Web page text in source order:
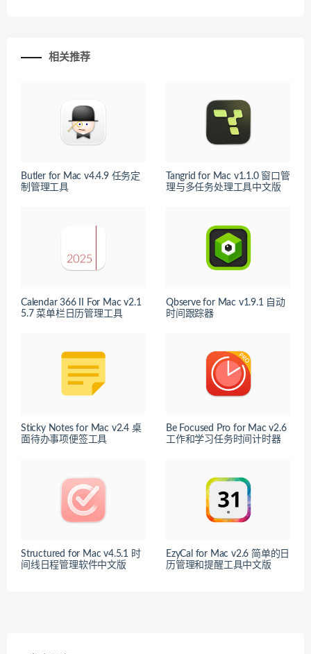
相关推荐
Butler for Mac v4.4.9 任务定
制管理工具
Tangrid for Mac v1.1.0 窗口管
理与多任务处理工具中文版
Calendar 366 II For Mac v2.1
5.7 菜单栏日历管理工具
Qbserve for Mac v1.9.1 自动
时间跟踪器
Sticky Notes for Mac v2.4 桌
面待办事项便签工具
Be Focused Pro for Mac v2.6
工作和学习任务时间计时器
Structured for Mac v4.5.1 时
间线日程管理软件中文版
EzyCal for Mac v2.6 简单的日
历管理和提醒工具中文版